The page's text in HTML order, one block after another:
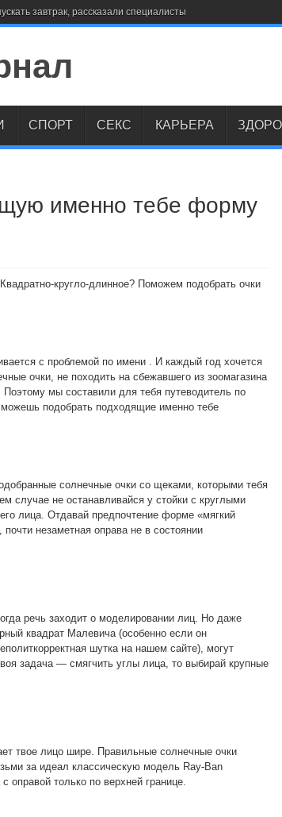
завтрак, рассказали специалисты
СПОРТ СЕКС КАРЬЕРА
именно тебе форму
кругло-длинное? Поможем подобрать очки
с проблемой по имени . И каждый год хочется
очки, не походить на сбежавшего из зоомагазина
мы составили для тебя путеводитель по
подобрать подходящие именно тебе
солнечные очки со щеками, которыми тебя
случае не останавливайся у стойки с круглыми
лица. Отдавай предпочтение форме «мягкий
незаметная оправа не в состоянии
речь заходит о моделировании лиц. Но даже
квадрат Малевича (особенно если он
шутка на нашем сайте), могут
задача — смягчить углы лица, то выбирай крупные
твое лицо шире. Правильные солнечные очки
за идеал классическую модель Ray-Ban
оправой только по верхней границе.